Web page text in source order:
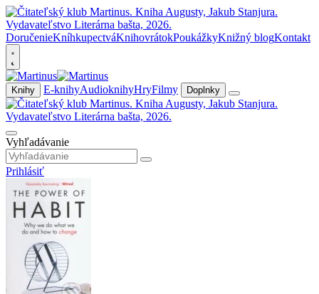
DoručenieKníhkupectváKnihovrátokPoukážkyKnižný blogKontakt
Knihy E-knihyAudioknihyHryFilmy Doplnky
Vyhľadávanie
Prihlásiť